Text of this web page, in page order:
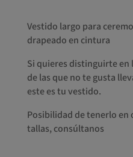
Vestido largo para
drapeado en cintura
Si quieres distinguirte en
de las que no te gusta
este es tu vestido.
Posibilidad de tenerlo
tallas, consúltanos